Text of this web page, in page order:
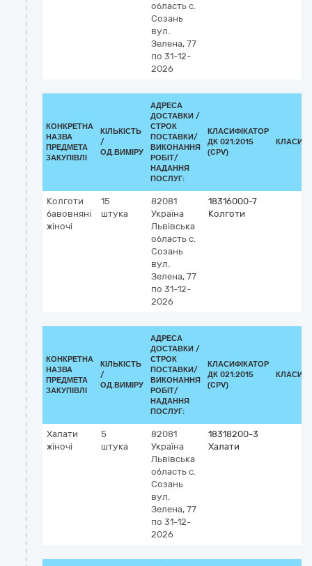
область с.
Созань
вул.
Зелена, 77
по 31-12-
2026
КОНКРЕТНА
НАЗВА
ПРЕДМЕТА
ЗАКУПІВЛІ
КІЛЬКІСТЬ
/
ОД.ВИМІРУ
АДРЕСА
ДОСТАВКИ /
СТРОК
ПОСТАВКИ/
ВИКОНАННЯ
РОБІТ/
НАДАННЯ
ПОСЛУГ:
КЛАСИФІКАТОР
ДК 021:2015
(CPV)
Колготи
бавовняні
жіночі
15
штука
82081
Україна
Львівська
область с.
Созань
вул.
Зелена, 77
по 31-12-
2026
18316000-7
Колготи
КОНКРЕТНА
НАЗВА
ПРЕДМЕТА
ЗАКУПІВЛІ
КІЛЬКІСТЬ
/
ОД.ВИМІРУ
АДРЕСА
ДОСТАВКИ /
СТРОК
ПОСТАВКИ/
ВИКОНАННЯ
РОБІТ/
НАДАННЯ
ПОСЛУГ:
КЛАСИФІКАТОР
ДК 021:2015
(CPV)
Халати
жіночі
5
штука
82081
Україна
Львівська
область с.
Созань
вул.
Зелена, 77
по 31-12-
2026
18318200-3
Халати